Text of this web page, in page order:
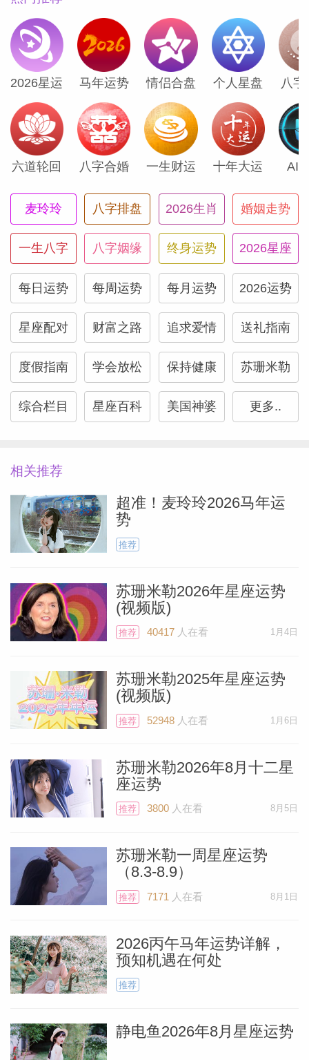
（Susan
Miller）
2026星运 马年运势 情侣合盘 个人星盘 八
六道轮回 八字合婚 一生财运 十年大运 AI
麦玲玲 八字排盘 2026生肖 婚姻走势
一生八字 八字姻缘 终身运势 2026星座
每日运势 每周运势 每月运势 2026运势
星座配对 财富之路 追求爱情 送礼指南
度假指南 学会放松 保持健康 苏珊米勒
综合栏目 星座百科 美国神婆 更多..
相关推荐
超准！麦玲玲2026马年运
势
推荐
苏珊米勒2026年星座运势
(视频版)
推荐 40417人在看 1月4日
苏珊米勒2025年星座运势
(视频版)
推荐 52948人在看 1月6日
苏珊米勒2026年8月十二星
座运势
推荐 3800人在看 8月5日
苏珊米勒一周星座运势
（8.3-8.9）
推荐 7171 人在看 8月1日
2026丙午马年运势详解，
预知机遇在何处
推荐
静电鱼2026年8月星座运势